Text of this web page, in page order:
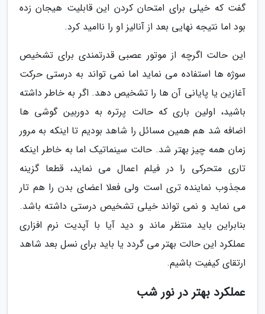
گفت که خیلی برای امتحان کردن این قابلیت هیجان زده
بود اما نتیجه نهایی بعد از آنالیز او را ناامید کرد.
این حالت اگرچه از موتور عصبی قدرتمندی برای تشخیص
سوژه ها استفاده می نماید اما نمی تواند به درستی حرکت
آغازین یا پایانی آن ها را تشخیص دهد. اگر به خاطر داشته
باشید، اولین باری که حالت پرتره به دوربین گوشی ها
اضافه شد هم همین مسائل را شاهد بودیم تا اینکه به مرور
زمان همه چیز بهتر شد. حالت سینماتیک اما به خاطر اینکه
تاری متحرکی را در فیلم اعمال می نماید، قطعا گزینه
مجذوب نماینده تری است ولی فعلا اعضای بدن را هم تار
می نماید و نمی تواند خیلی تشخیص درستی داشته باشد.
بنابراین باید منتظر ماند و دید آیا با آپدیت نرم افزاری
عملکرد این حالت بهتر می گردد یا باید برای نسل بعد شاهد
ارتقای کیفیت باشیم.
عملکرد بهتر در نور شب